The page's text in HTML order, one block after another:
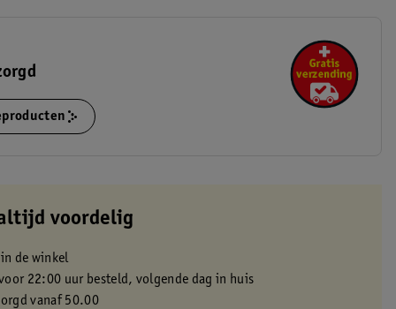
voordelig
de winkel
22:00 uur besteld, volgende dag in huis
vanaf 50.00